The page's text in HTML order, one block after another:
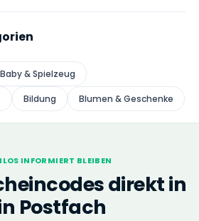
Baby & Spielzeug
Bildung Blumen & Geschenke
INFORMIERT BLEIBEN
direkt in
Postfach